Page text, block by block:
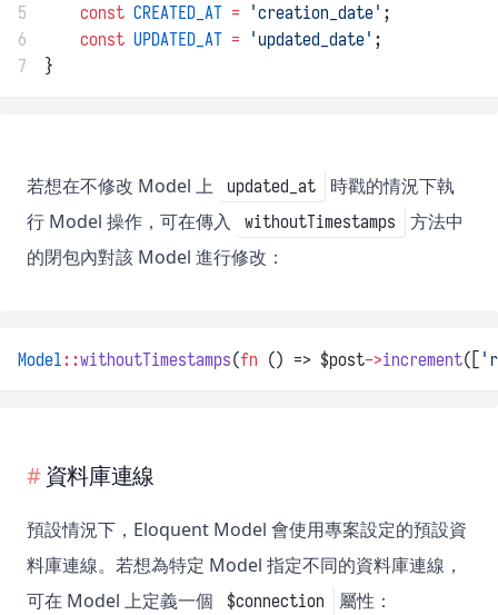
5
const CREATED_AT = 'creation_date' ;
6
const UPDATED_AT = 'updated_date' ;
7
}
若想在不修改 Model 上 updated_at
時戳的情況下執
行 Model 操作，可在傳入
withoutTimestamps
方法中
的閉包內對該 Model 進行修改：
Model::withoutTimestamps(fn () => $post->increment([
資料庫連線
預設情況下，Eloquent Model 會使用專案設定的預設資
料庫連線。若想為特定 Model 指定不同的資料庫連線，
可在 Model 上定義一個
$connection 屬性：